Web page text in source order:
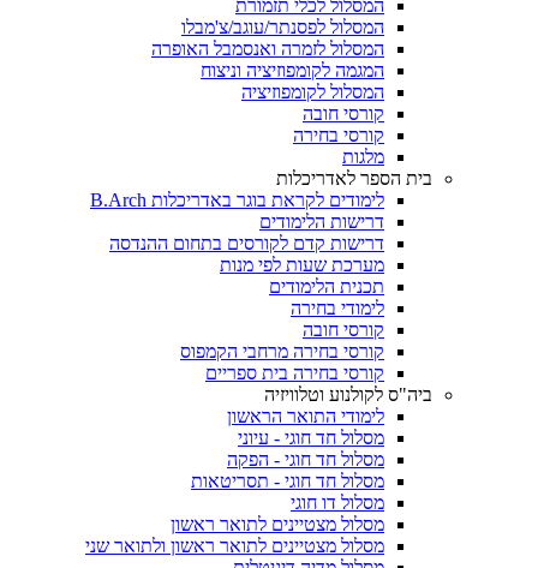
המסלול לכלי תזמורת
המסלול לפסנתר/עוגב/צ'מבלו
המסלול לזמרה ואנסמבל האופרה
המגמה לקומפוזיציה וניצוח
המסלול לקומפוזיציה
קורסי חובה
קורסי בחירה
מלגות
בית הספר לאדריכלות
לימודים לקראת בוגר באדריכלות B.Arch
דרישות הלימודים
דרישות קדם לקורסים בתחום ההנדסה
מערכת שעות לפי מנות
תכנית הלימודים
לימודי בחירה
קורסי חובה
קורסי בחירה מרחבי הקמפוס
קורסי בחירה בית ספריים
ביה"ס לקולנוע וטלוויזיה
לימודי התואר הראשון
מסלול חד חוגי - עיוני
מסלול חד חוגי - הפקה
מסלול חד חוגי - תסריטאות
מסלול דו חוגי
מסלול מצטיינים לתואר ראשון
מסלול מצטיינים לתואר ראשון ולתואר שני